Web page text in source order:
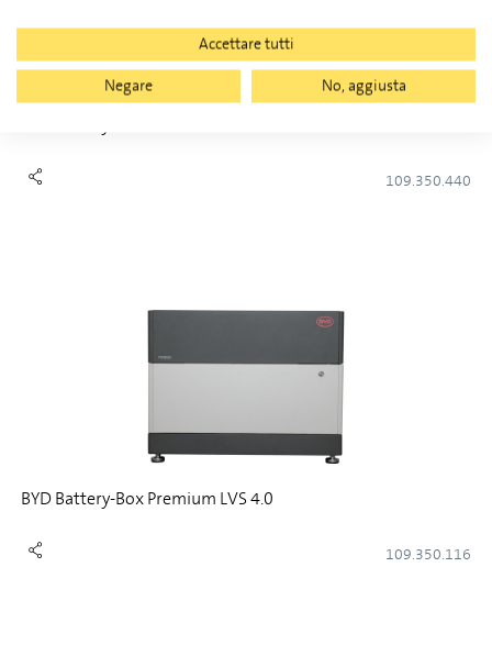
109.350.440
BYD Battery-Box Premium LVS 4.0
109.350.116
Accettare tutti
Negare
No, aggiusta